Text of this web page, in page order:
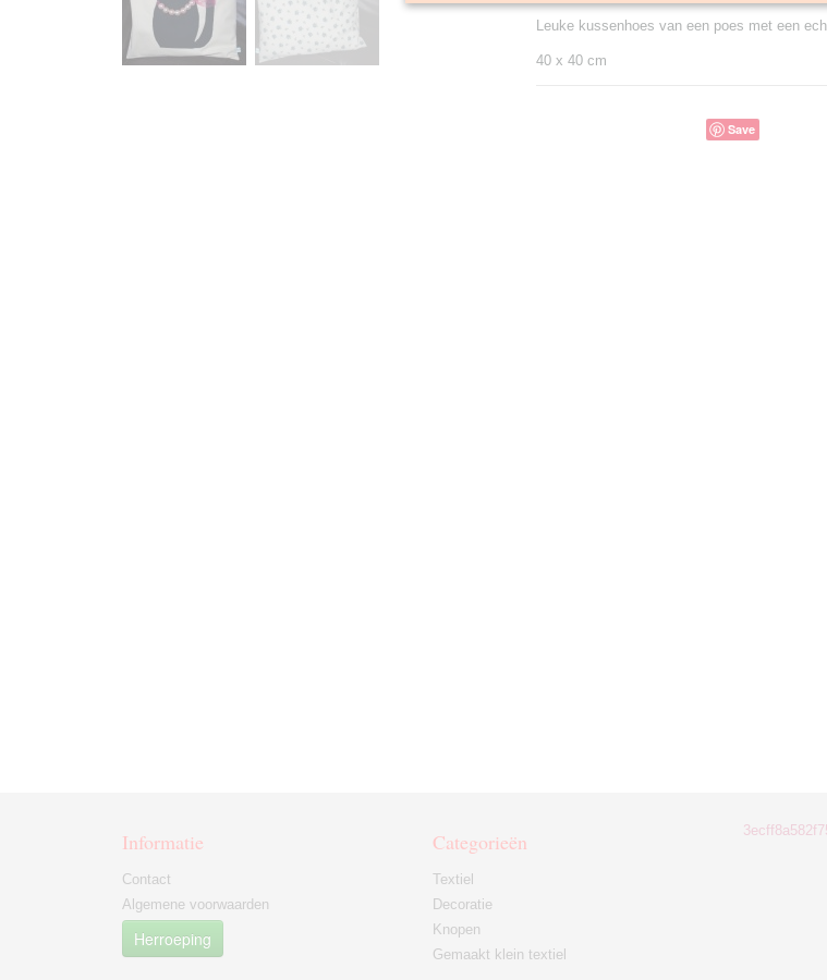
Leuke kussenhoes van een poes met een
40 x 40 cm
Save
Informatie
Contact
Algemene voorwaarden
Herroeping
Categorieën
Textiel
Decoratie
Knopen
Gemaakt klein textiel